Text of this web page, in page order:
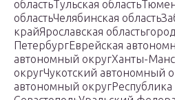
областьТульская
областьЧелябинская
крайЯрославская
ПетербургЕврейская
автономный округХанты-
округЧукотский автономный
автономный